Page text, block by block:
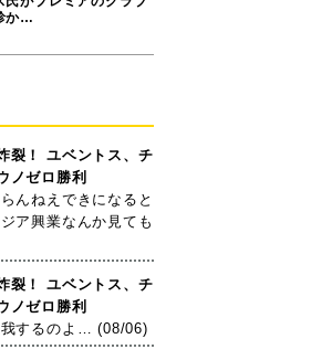
か…
裂！ ユベントス、チ
ノゼロ勝利
んねえできになると
ア興業なんか見ても
裂！ ユベントス、チ
ノゼロ勝利
我するのよ… (08/06)